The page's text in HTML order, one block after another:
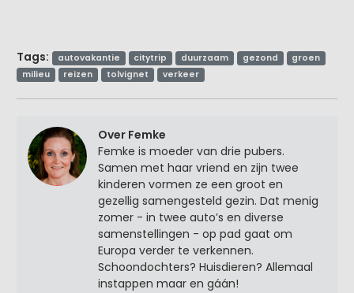
Tags: autovakantie citytrip duurzaam gezond
groen
milieu
reizen tolvignet verkeer
Over Femke
Femke is moeder van drie pubers.
Samen met haar vriend en zijn twee
kinderen vormen ze een groot en
gezellig samengesteld gezin. Dat menig
zomer - in twee auto’s en diverse
samenstellingen - op pad gaat om
Europa verder te verkennen.
Schoondochters? Huisdieren? Allemaal
instappen maar en gáán!